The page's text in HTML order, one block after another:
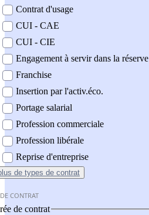
Contrat d'usage
CUI - CAE
CUI - CIE
Engagement à servir dans la réserve
Franchise
Insertion par l'activ.éco.
Portage salarial
Profession commerciale
Profession libérale
Reprise d'entreprise
de types de contrat
CONTRAT
de contrat